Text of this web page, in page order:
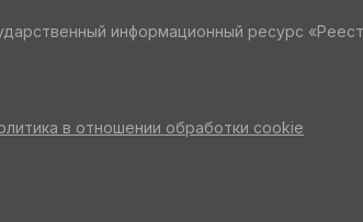
информационный ресурс
в отношении обработки cookie